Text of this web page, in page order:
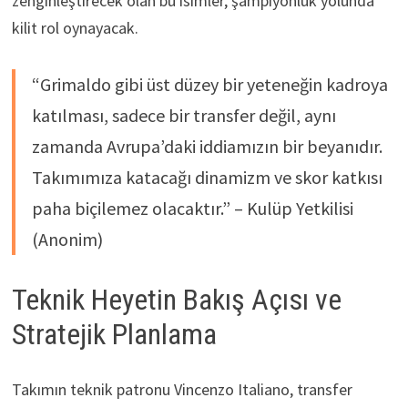
kilit rol oynayacak.
“Grimaldo gibi üst düzey bir yeteneğin kadroya
katılması, sadece bir transfer değil, aynı
zamanda Avrupa’daki iddiamızın bir beyanıdır.
Takımımıza katacağı dinamizm ve skor katkısı
paha biçilemez olacaktır.” – Kulüp Yetkilisi
(Anonim)
Teknik Heyetin Bakış Açısı ve
Stratejik Planlama
Takımın teknik patronu Vincenzo Italiano, transfer